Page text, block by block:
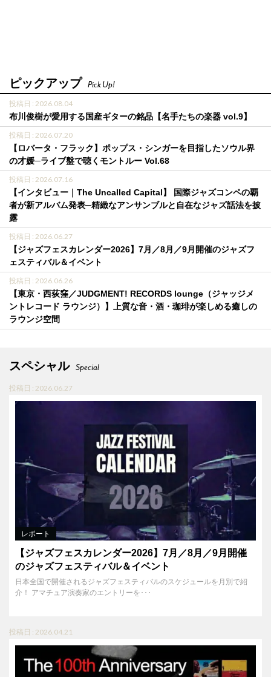
ピックアップ Pick Up!
投稿日 : 2026.08.04
布川俊樹が愛用する国産ギターの銘品【名手たちの楽器 vol.9】
投稿日 : 2026.07.20
【ロバータ・フラック】ポップス・シンガーを目指したソウル界
の才媛─ライブ盤で聴くモントルー Vol.68
投稿日 : 2026.07.16
【インタビュー｜The Uncalled Capital】 国際ジャズコンペの覇
者が新アルバム発表─精緻なアンサンブルと自在なジャズ話法を披
露
投稿日 : 2026.06.27
【ジャズフェスカレンダー2026】7月／8月／9月開催のジャズフ
ェスティバル＆イベント
投稿日 : 2026.06.26
【東京・西荻窪／JUDGMENT! RECORDS lounge（ジャッジメ
ントレコード ラウンジ）】上質な音・酒・珈琲が楽しめる癒しの
ラウンジ空間
スペシャル Special
投稿日 : 2026.06.27
レポート
【ジャズフェスカレンダー2026】7月／8月／9月開催
のジャズフェスティバル＆イベント
日本全国で開催されるジャズフェスティバルのスケジュールを月別で紹
介！ アマチュア演奏家のエントリーを･･･
投稿日 : 2026.04.21